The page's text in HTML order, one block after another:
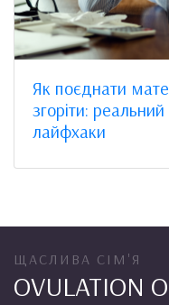
Як поєднати
згоріти:
лайфхаки
ЩАСЛИВА СІМ'Я
OVULATION